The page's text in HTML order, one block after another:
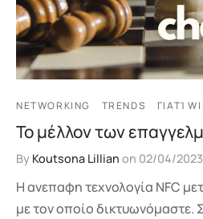
NETWORKING TRENDS ΓΙΑΤΊ
Το μέλλον των
By Koutsona Lillian on 02/04/2023
Η ανεπαφη τεχνολογία NFC
με τον οποίο δικτυωνόμαστε.